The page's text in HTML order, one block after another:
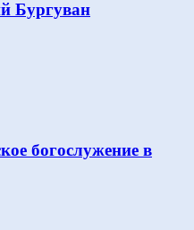
Бургуван
богослужение в